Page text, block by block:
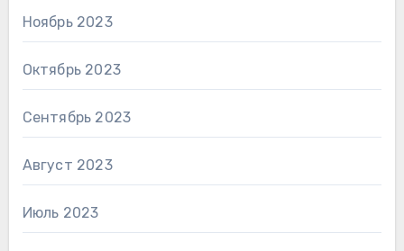
Ноябрь 2023
Октябрь 2023
Сентябрь 2023
Август 2023
Июль 2023